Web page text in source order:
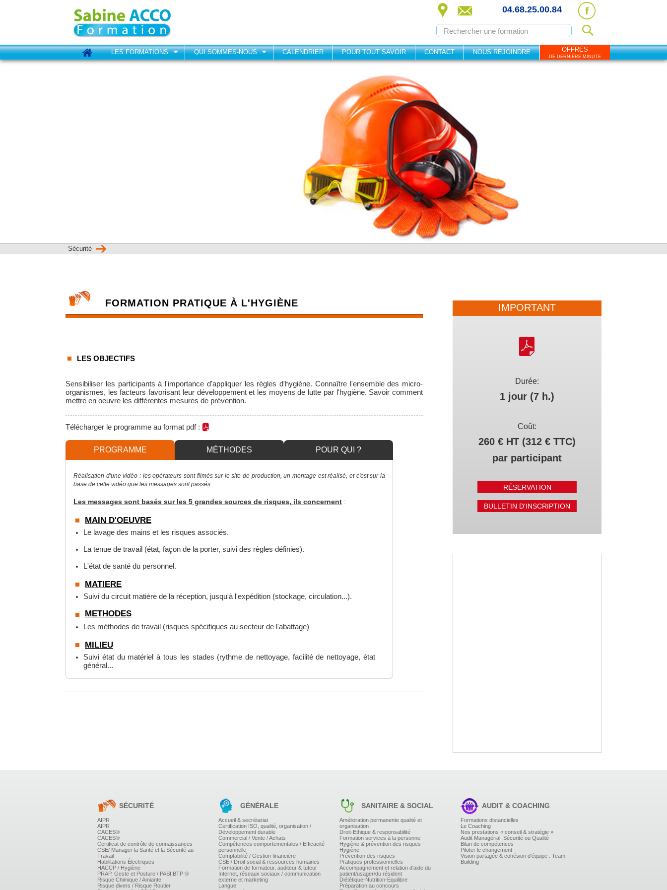
04.68.25.00.84
LES FORMATIONS QUI SOMMES-NOUS CALENDRIER POUR TOUT SAVOIR CONTACT NOUS REJOINDRE OFFRES
DE DERNIÈRE MINUTE
Sécurité
IMPORTANT
Durée:
1 jour (7 h.)
Coût:
260 € HT (312 € TTC)
par participant
RÉSERVATION
BULLETIN D'INSCRIPTION
FORMATION PRATIQUE À L'HYGIÈNE
LES OBJECTIFS
Sensibiliser les participants à l'importance d'appliquer les règles d'hygiène. Connaître l'ensemble des micro-
organismes, les facteurs favorisant leur développement et les moyens de lutte par l'hygiène. Savoir comment
mettre en oeuvre les différentes mesures de prévention.
Télécharger le programme au format pdf :
PROGRAMME MÉTHODES POUR QUI ?
Réalisation d'une vidéo : les opérateurs sont filmés sur le site de production, un montage est réalisé, et c'est sur la
base de cette vidéo que les messages sont passés.
Les messages sont basés sur les 5 grandes sources de risques, ils concernent :
MAIN D'OEUVRE
Le lavage des mains et les risques associés.
La tenue de travail (état, façon de la porter, suivi des règles définies).
L'état de santé du personnel.
MATIERE
Suivi du circuit matière de la réception, jusqu'à l'expédition (stockage, circulation...).
METHODES
Les méthodes de travail (risques spécifiques au secteur de l'abattage)
MILIEU
Suivi état du matériel à tous les stades (rythme de nettoyage, facilité de nettoyage, état
général...
Tous les thèmes sont abordés avec plus ou moins d'insistance en fonction du résultat de la vidéo.
SÉCURITÉ
AIPR
AIPR
CACES®
CACES®
Certificat de contrôle de connaissances
CSE/ Manager la Santé et la Sécurité au
Travail
Habilitations Électriques
HACCP / Hygiène
PRAP, Geste et Posture / PASI BTP ®
Risque Chimique / Amiante
Risque divers / Risque Routier
GÉNÉRALE
Accueil & secrétariat
Certification ISO, qualité, organisation /
Développement durable
Commercial / Vente / Achats
Compétences comportementales / Efficacité
personnelle
Comptabilité / Gestion financière
CSE / Droit social & ressources humaines
Formation de formateur, auditeur & tuteur
Internet, réseaux sociaux / communication
externe et marketing
Langue
SANITAIRE & SOCIAL
Amélioration permanente qualité et
organisation
Droit-Ethique & responsabilité
Formation services à la personne
Hygiène & prévention des risques
Hygiène
Prévention des risques
Pratiques professionnelles
Accompagnement et relation d'aide du
patient/usager/du résident
Diététique-Nutrition-Equilibre
Préparation au concours
AUDIT & COACHING
Formations distancielles
Le Coaching
Nos prestations « conseil & stratégie »
Audit Managérial, Sécurité ou Qualité
Bilan de compétences
Piloter le changement
Vision partagée & cohésion d'équipe : Team
Building